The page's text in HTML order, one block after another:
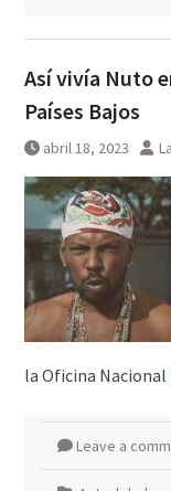
Así vivía Nuto
Países Bajos
abril 18, 2023
la Oficina Nacional
Leave a